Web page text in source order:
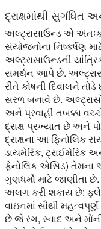
દ્રાક્ષમાંથી સુગંધિત
અલ્ટ્રાસાઉન્ડ એ
સંયોજનોના નિષ્કર્ષણ
અલ્ટ્રાસાઉન્ડની
સમર્થન આપે છે.
રીતે કોષની દિવાલને
સરળ બનાવે છે.
અને પ્રવાહી તબક્કા
દ્રાક્ષ પ્રખ્યાત છે અને
દ્રાક્ષના આ ફિનોલિક
ડાયમેરિક, ટ્રાઈમેરિક
ફેનોલિક એસિડ) તેમના
ગુણધર્મો માટે જાણીતા
અલગ કરી શકાય છે:
વાઇનમાં સૌથી
છે જે રંગ, સ્વાદ અને